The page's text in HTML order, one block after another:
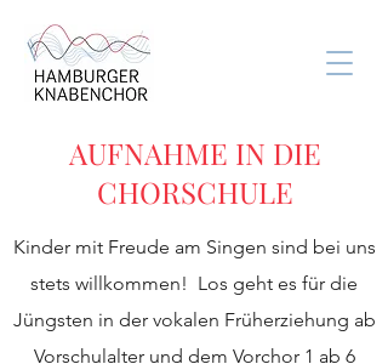
AUFNAHME IN DIE
CHORSCHULE
Kinder mit Freude am Singen sind bei uns
stets willkommen! Los geht es für die
Jüngsten in der vokalen Früherziehung ab
Vorschulalter und dem Vorchor 1 ab 6